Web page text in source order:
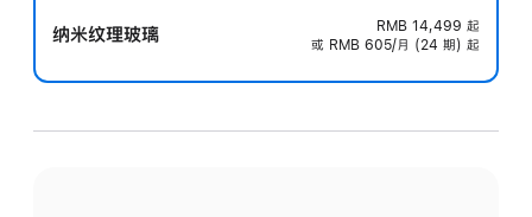
纳米纹理玻璃 RMB 14,499 起
或 RMB 605/月 (24 期) 起